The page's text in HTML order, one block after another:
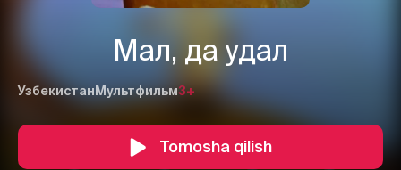
Мал, да удал
Узбекистан Мультфильм3+
Tomosha qilish
1 2 3
Bekor qilish Tizimga kirish